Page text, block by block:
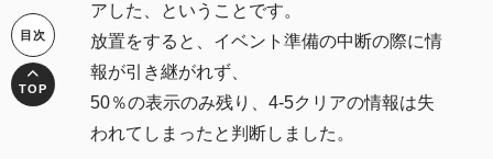
アした、ということです。
放置をすると、イベント準備の中断の際に情
報が引き継がれず、
50％の表示のみ残り、4-5クリアの情報は失
われてしまったと判断しました。